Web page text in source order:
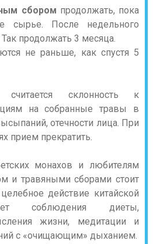
сбором продолжать, пока
сырье. После недельного
продолжать 3 месяца.
не раньше, как спустя 5
считается склонность к
на собранные травы в
отечности лица. При
прием прекратить.
монахов и любителям
и травяными сборами стоит
действие китайской
соблюдения диеты,
жизни, медитации и
с «очищающим» дыханием.